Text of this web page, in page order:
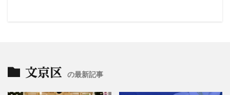
文京区 の最新記事